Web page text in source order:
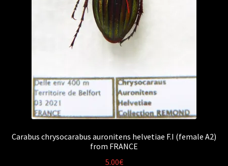
Carabus chrysocarabus auronitens helvetiae F.I (female A2)
from FRANCE
5.00€